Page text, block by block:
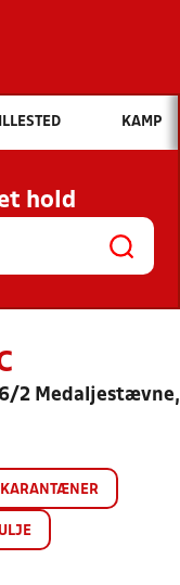
vil du søge efter?
OG NYHEDER
OG
KAMP
hold
2 Medaljestævne,
KARANTÆNER